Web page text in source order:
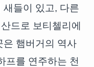
들이 있고, 다른
드로 보티첼리에
은 햄버거의 역사
프를 연주하는 천